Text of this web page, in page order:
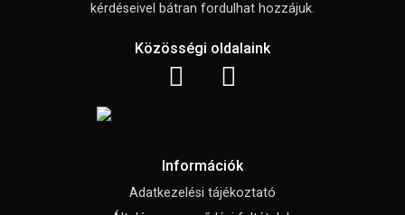
kérdéseivel bátran fordulhat hozzájuk.
Közösségi oldalaink
Információk
Adatkezelési tájékoztató